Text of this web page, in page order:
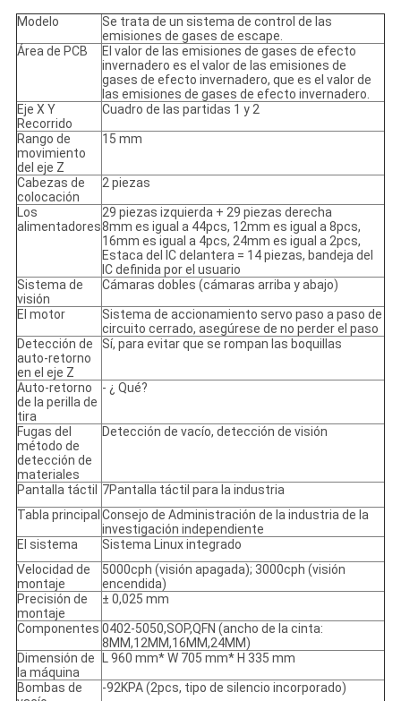
Modelo
Se trata de un sistema de control de las
emisiones de gases de escape.
Área de PCB
El valor de las emisiones de gases de efecto
invernadero es el valor de las emisiones de
gases de efecto invernadero, que es el valor de
las emisiones de gases de efecto invernadero.
Eje X Y
Recorrido
Cuadro de las partidas 1 y 2
Rango de
movimiento
del eje Z
15 mm
Cabezas de
colocación
2 piezas
Los
alimentadores
29 piezas izquierda + 29 piezas derecha
8mm es igual a 44pcs, 12mm es igual a 8pcs,
16mm es igual a 4pcs, 24mm es igual a 2pcs,
Estaca del IC delantera = 14 piezas, bandeja del
IC definida por el usuario
Sistema de
visión
Cámaras dobles (cámaras arriba y abajo)
El motor
Sistema de accionamiento servo paso a paso de
circuito cerrado, asegúrese de no perder el paso
Detección de
auto-retorno
en el eje Z
Sí, para evitar que se rompan las boquillas
Auto-retorno
de la perilla de
tira
- ¿ Qué?
Fugas del
método de
detección de
materiales
Detección de vacío, detección de visión
Pantalla táctil
7­Pantalla táctil para la industria
Tabla principal Consejo de Administración de la industria de la
investigación independiente
El sistema
Sistema Linux integrado
Velocidad de
montaje
5000cph (visión apagada); 3000cph (visión
encendida)
Precisión de
montaje
± 0,025 mm
Componentes 0402-5050,SOP,QFN (ancho de la cinta:
8MM,12MM,16MM,24MM)
Dimensión de
la máquina
L 960 mm* W 705 mm* H 335 mm
Bombas de
-92KPA (2pcs, tipo de silencio incorporado)